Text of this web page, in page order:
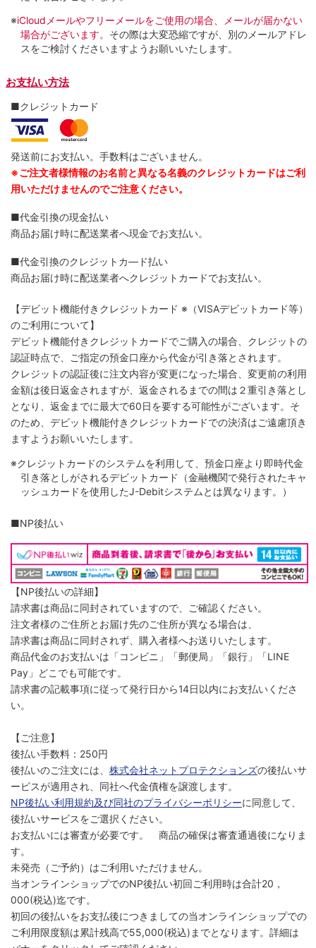
※iCloudメールやフリーメールをご使用の場合、メールが届かない
場合がございます。 その際は大変恐縮ですが、別のメールアドレ
スをご検討くださいますようお願いいたします。
お支払い方法
■クレジットカード
発送前にお支払い。手数料はございません。
※ご注文者様情報のお名前と異なる名義のクレジットカードはご利
用いただけませんのでご注意ください。
■代金引換の現金払い
商品お届け時に配送業者へ現金でお支払い。
■代金引換のクレジットカ―ド払い
商品お届け時に配送業者へクレジットカードでお支払い。
【デビット機能付きクレジットカード ※（VISAデビットカード等）
のご利用について】
デビット機能付きクレジットカードでご購入の場合、クレジットの
認証時点で、ご指定の預金口座から代金が引き落とされます。
クレジットの認証後に注文内容が変更になった場合、変更前の利用
金額は後日返金されますが、返金されるまでの間は２重引き落とし
となり、返金までに最大で60日を要する可能性がございます。そ
のため、デビット機能付きクレジットカードでの決済はご遠慮頂き
ますようお願いいたします。
※クレジットカードのシステムを利用して、預金口座より即時代金
引き落としがされるデビットカード（金融機関で発行されたキャ
ッシュカードを使用したJ-Debitシステムとは異なります。）
■NP後払い
【NP後払いの詳細】
請求書は商品に同封されていますので、ご確認ください。
注文者様のご住所とお届け先のご住所が異なる場合は、
請求書は商品に同封されず、購入者様へお送りいたします。
商品代金のお支払いは「コンビニ」「郵便局」「銀行」「LINE
Pay」どこでも可能です。
請求書の記載事項に従って発行日から14日以内にお支払いくださ
い。
【ご注意】
後払い手数料：250円
後払いのご注文には、 株式会社ネットプロテクションズの後払いサ
ービスが適用され、同社へ代金債権を譲渡します。
NP後払い利用規約及び同社のプライバシーポリシーに同意して、
後払いサービスをご選択ください。
お支払いには審査が必要です。 商品の確保は審査通過後になりま
す。
未発売（ご予約）はご利用いただけません。
当オンラインショップでのNP後払い初回ご利用時は合計20，
000(税込)迄です。
初回の後払いをお支払後につきましての当オンラインショップでの
ご利用限度額は累計残高で55,000(税込)までとなります。詳細は